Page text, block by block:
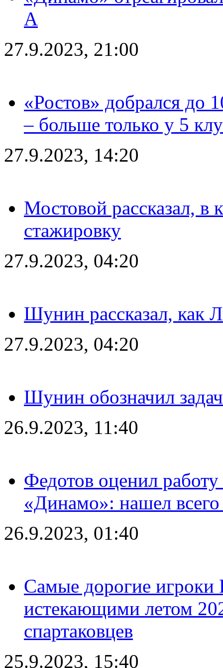
А
27.9.2023, 21:00
«Ростов» добрался до
– больше только у 5
27.9.2023, 14:20
Мостовой рассказал, в
стажировку
27.9.2023, 04:20
Шунин рассказал, как
27.9.2023, 04:20
Шунин обозначил
26.9.2023, 11:40
Федотов оценил
«Динамо»: нашел
26.9.2023, 01:40
Самые дорогие игроки
истекающими летом
спартаковцев
25.9.2023, 15:40